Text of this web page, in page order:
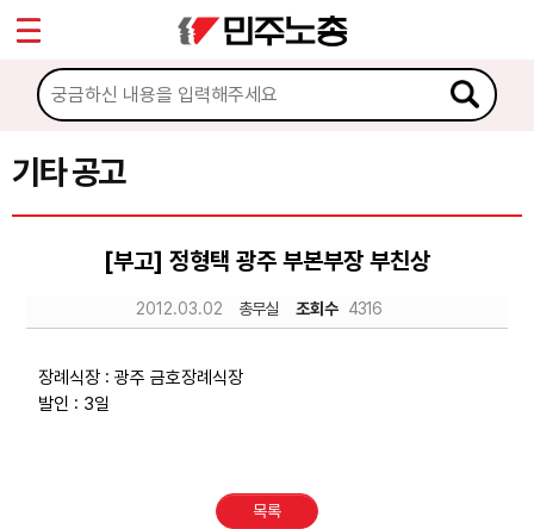
기타 공고
[부고] 정형택 광주 부본부장 부친상
2012.03.02 총무실 조회수 4316
장례식장 : 광주 금호장례식장
발인 : 3일
목록
마이페이지
소개
소식
공지사항
노동상담
Sketchbook5, 스케치북5
Sketchbook5, 스케치북5